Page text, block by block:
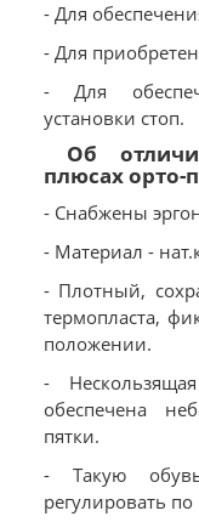
- Для
- Для
- Для
установки стоп.
Об
плюсах орто-
- Снабжены
- Материал -
- Плотный,
термопласта,
положении.
-
обеспечена
пятки.
- Такую
регулировать